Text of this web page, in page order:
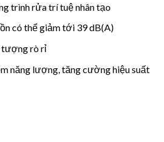
trình rửa trí tuệ nhân tạo
có thể giảm tới 39 dB(A)
tượng rò rỉ
năng lượng, tăng cường hiệu suất